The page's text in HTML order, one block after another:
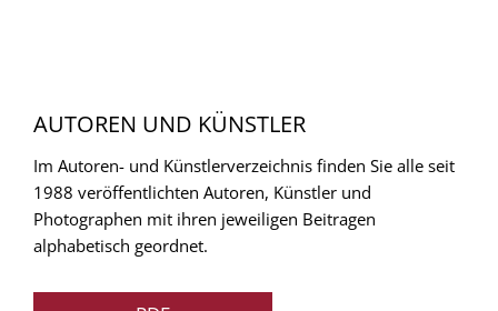
AUTOREN UND KÜNSTLER
Im Autoren- und Künstlerverzeichnis finden Sie alle seit
1988 veröffentlichten Autoren, Künstler und
Photographen mit ihren jeweiligen Beitragen
alphabetisch geordnet.